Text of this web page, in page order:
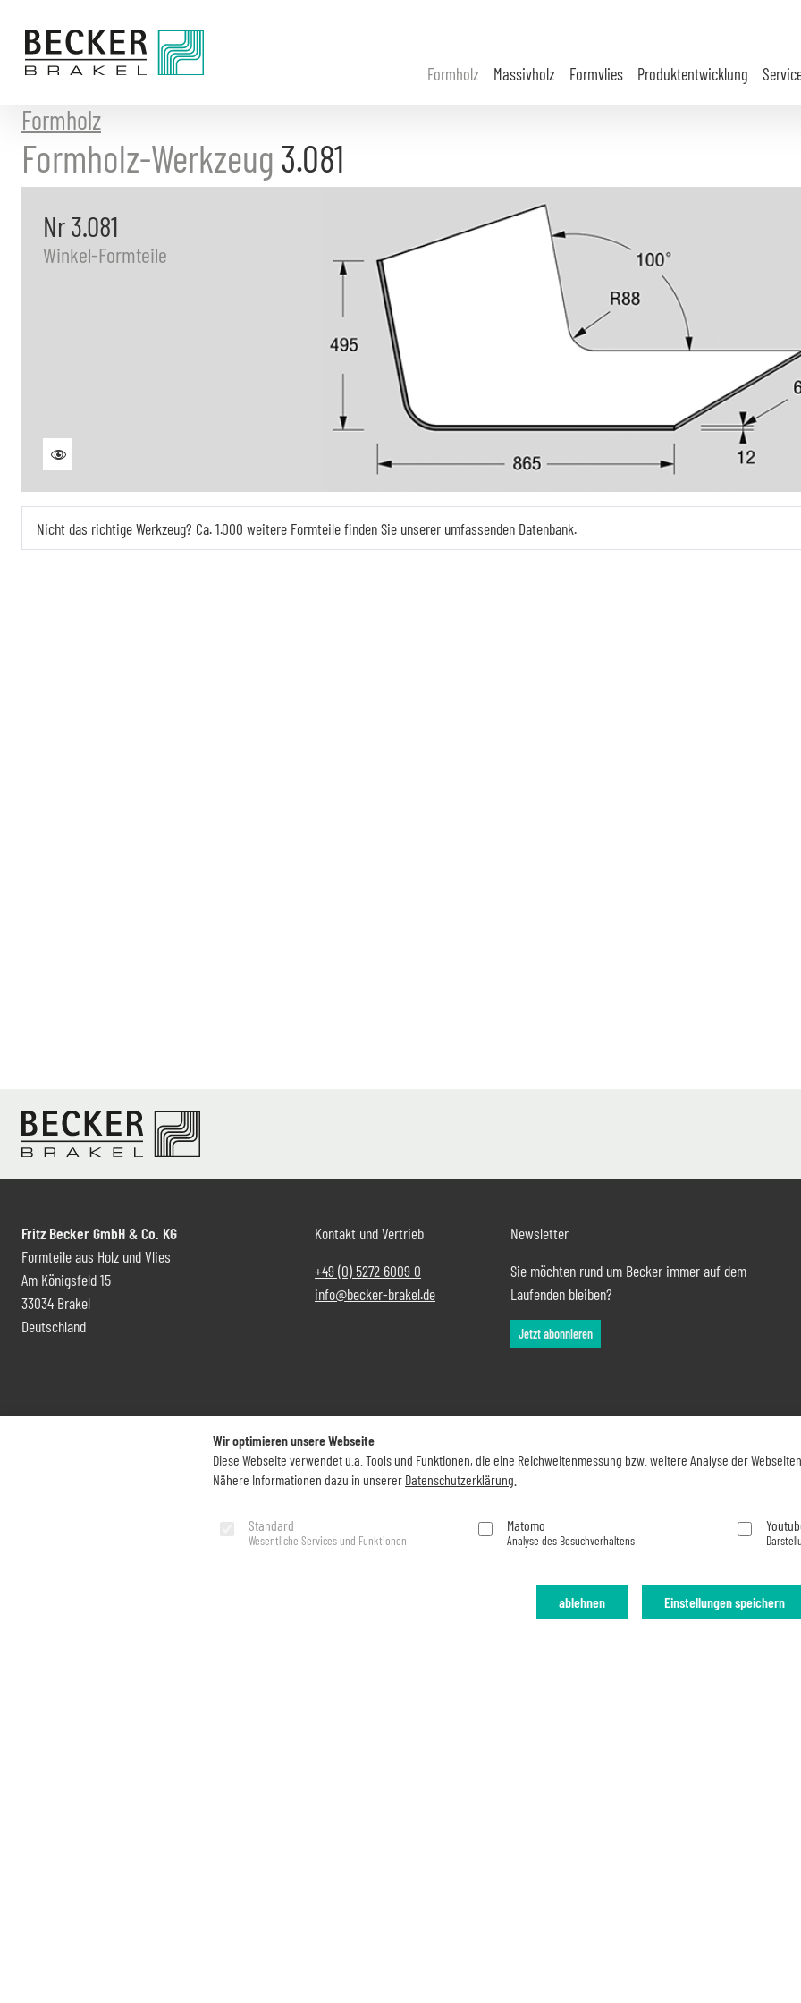
Inhalt
Formholz Massivholz Formvlies Produktentwicklung
Formholz
Formholz-Werkzeug 3.081
Nr 3.081
Winkel-Formteile
Nicht das richtige Werkzeug? Ca. 1.000 weitere Formteile finden Sie unserer umfassenden Datenbank.
Fritz Becker GmbH & Co. KG
Formteile aus Holz und Vlies
Am Königsfeld 15
33034 Brakel
Deutschland
Kontakt und Vertrieb
+49 (0) 5272 6009 0
info@becker-brakel.de
Newsletter
Sie möchten rund um Becker immer auf dem
Laufenden bleiben?
Jetzt abonnieren
Wir optimieren unsere Webseite
Diese Webseite verwendet u.a. Tools und Funktionen, die eine Reichweitenmessung bzw. weitere Analyse der
Nähere Informationen dazu in unserer Datenschutzerklärung
Standard
Wesentliche Services und Funktionen
Matomo
Analyse des Besuchverhaltens
Einstellungen speichern
ablehnen